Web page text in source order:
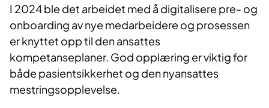
I 2024 ble det arbeidet med å digitalisere pre- og
onboarding av nye medarbeidere og prosessen
er knyttet opp til den ansattes
kompetanseplaner. God opplæring er viktig for
både pasientsikkerhet og den nyansattes
mestringsopplevelse.